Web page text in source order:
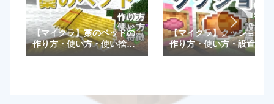
【マイクラ】藁のベッドの
作り方・使い方・使い捨て
など特徴を解説！【統合
【マイクラ】クッションの
作り方・使い方・設置方法
や高さ調整一覧など特徴を